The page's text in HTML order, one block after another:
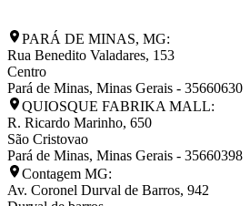
PARÁ DE MINAS, MG:
Rua Benedito Valadares, 153
Centro
Pará de Minas, Minas Gerais - 35660630
QUIOSQUE FABRIKA MALL:
R. Ricardo Marinho, 650
São Cristovao
Pará de Minas, Minas Gerais - 35660398
Contagem MG:
Av. Coronel Durval de Barros, 942